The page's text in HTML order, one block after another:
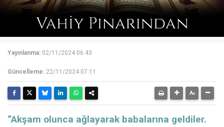
Yayınlanma: 02/11/2024 06:43
Güncelleme: 22/11/2024 07:11
“Akşam olunca ağlayarak babalarına geldiler.